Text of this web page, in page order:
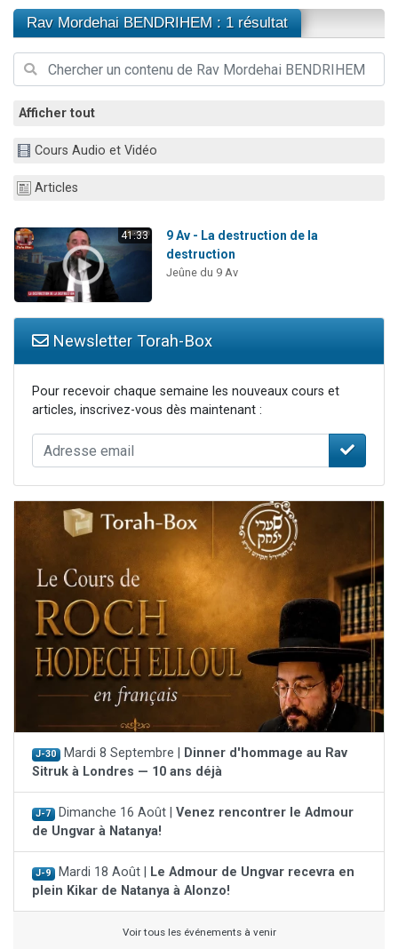
3 personnes viennent de faire un don pour 5 jours de vacances aux Orphelins
Odaya vient de donner son Maasser
Rav Mordehai BENDRIHEM : 1 résultat
Afficher tout
Cours Audio et Vidéo
Articles
41:33
9 Av - La destruction de la
destruction
Jeûne du 9 Av
Newsletter Torah-Box
Pour recevoir chaque semaine les nouveaux cours et
articles, inscrivez-vous dès maintenant :
J-30 Mardi 8 Septembre | Dinner d'hommage au Rav
Sitruk à Londres — 10 ans déjà
J-7 Dimanche 16 Août | Venez rencontrer le Admour
de Ungvar à Natanya!
J-9 Mardi 18 Août | Le Admour de Ungvar recevra en
plein Kikar de Natanya à Alonzo!
Voir tous les événements à venir